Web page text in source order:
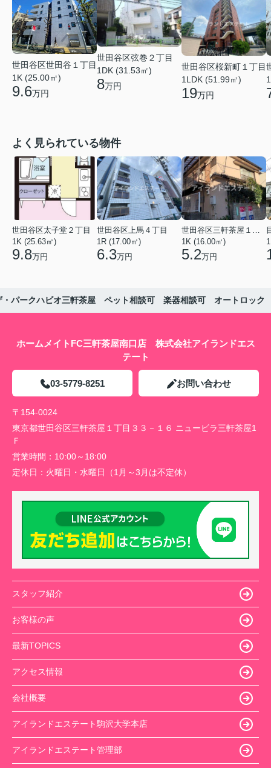
世田谷区世田谷１丁目
1K (25.00㎡)
9.6万円
世田谷区弦巻２丁目
1DK (31.53㎡)
8万円
世田谷区桜新町１丁目
1LDK (51.99㎡)
19万円
よく見られている物件
世田谷区太子堂２丁目
1K (25.63㎡)
9.8万円
世田谷区上馬４丁目
1R (17.00㎡)
6.3万円
世田谷区三軒茶屋１丁目
1K (16.00㎡)
5.2万円
・パークハビオ三軒茶屋 ペット相談可 楽器相談可 オートロック
ホームメイトFC三軒茶屋南口店 株式会社アイランドエス
テート
03-5779-8251 お問い合わせ
〒154-0024
東京都世田谷区三軒茶屋１丁目３３－１６ ニュービラ三軒茶屋1
Ｆ
営業時間： 10:00～18:00
定休日： 火曜日・水曜日（1月～3月は不定休）
スタッフ紹介
お客様の声
最新TOPICS
アクセス情報
会社概要
アイランドエステート駒沢大学本店
アイランドエステート管理部